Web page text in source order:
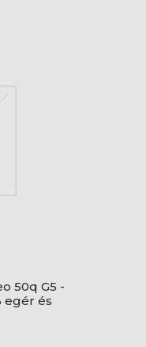
50q G5 -
egér és